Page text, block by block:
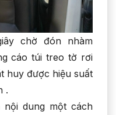
chờ đón nhàm
cáo túi treo tờ rơi
huy được hiệu suất
.
dung một cách